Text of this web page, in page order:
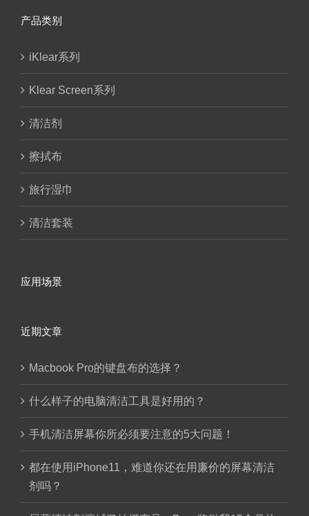
产品类别
iKlear系列
Klear Screen系列
清洁剂
擦拭布
旅行湿巾
清洁套装
应用场景
近期文章
Macbook Pro的键盘布的选择？
什么样子的电脑清洁工具是好用的？
手机清洁屏幕你所必须要注意的5大问题！
都在使用iPhone11，难道你还在用廉价的屏幕清洁
剂吗？